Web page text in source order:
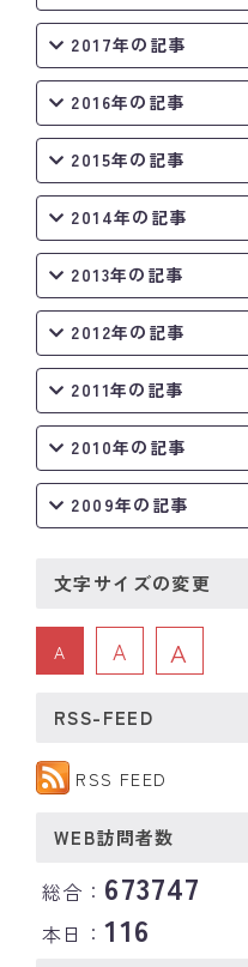
2017年の記事
2016年の記事
2015年の記事
2014年の記事
2013年の記事
2012年の記事
2011年の記事
2010年の記事
2009年の記事
文字サイズの変更
A A A
RSS-FEED
RSS FEED
WEB訪問者数
総合： 673747
本日：116